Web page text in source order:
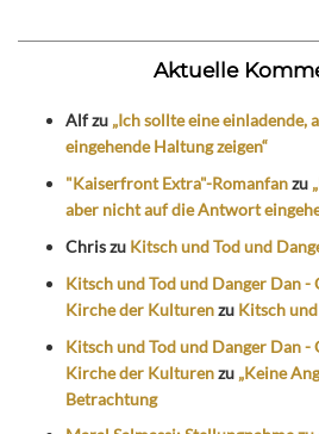
Aktuelle
Alfzu „Ich sollte eine
eingehende Haltung zeigen“
"Kaiserfront Extra"-Romanfanzu
aber nicht auf die Antwort
Chriszu Kitsch und Tod und
Kitsch und Tod und Danger Dan
Kirche der Kulturenzu Kitsch
Kitsch und Tod und Danger Dan
Kirche der Kulturenzu „Keine
Betrachtung